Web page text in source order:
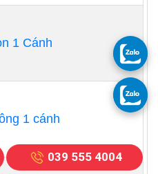
1 Cánh
1 cánh
039 555 4004